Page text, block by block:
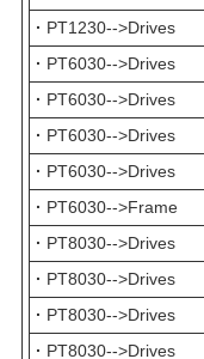
· PT1230-->Drives
· PT6030-->Drives
· PT6030-->Drives
· PT6030-->Drives
· PT6030-->Drives
· PT6030-->Frame
· PT8030-->Drives
· PT8030-->Drives
· PT8030-->Drives
· PT8030-->Drives